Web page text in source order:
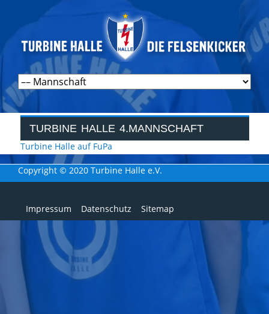
TURBINE HALLE 4.MANNSCHAFT
Turbine Halle auf FuPa
Copyright © 2020 Turbine Halle e.V.
Navigation
überspringen
Impressum Datenschutz Sitemap